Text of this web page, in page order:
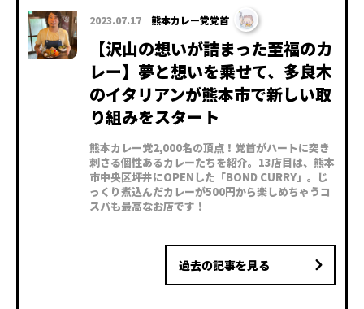
2023.07.17 熊本カレー党党首
【沢山の想いが詰まった至福のカ
レー】夢と想いを乗せて、多良木
のイタリアンが熊本市で新しい取
り組みをスタート
熊本カレー党2,000名の頂点！党首がハートに突き
刺さる個性あるカレーたちを紹介。13店目は、熊本
市中央区坪井にOPENした「BOND CURRY」。じ
っくり煮込んだカレーが500円から楽しめちゃうコ
スパも最高なお店です！
過去の記事を見る